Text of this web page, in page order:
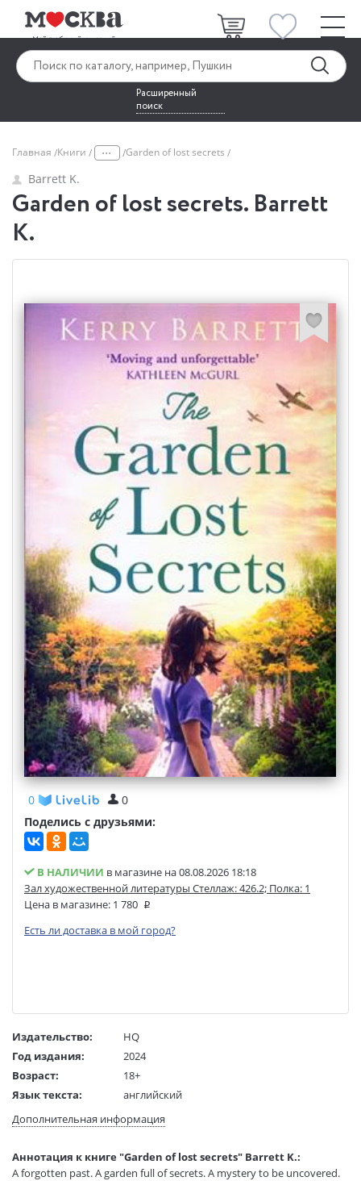
Расширенный
поиск
Главная Книги ... Garden of lost secrets
Barrett K.
Garden of lost secrets. Barrett
K.
0
0
Поделись с друзьями:
В НАЛИЧИИ в магазине на 08.08.2026 18:18
Зал художественной литературы Стеллаж: 426.2; Полка: 1
Цена в магазине: 1 780
Есть ли доставка в мой город?
Издательство:
HQ
Год издания:
2024
Возраст:
18+
Язык текста:
английский
Тип обложки:
Мягкая обложка
Вес:
245 гр.
Дополнительная информация
Аннотация к книге "Garden of lost secrets" Barrett K.:
A forgotten past. A garden full of secrets. A mystery to be uncovered.